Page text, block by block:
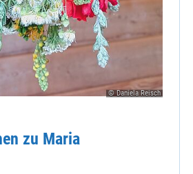
© Daniela Reisch
zu Maria